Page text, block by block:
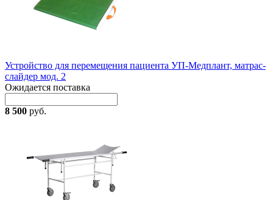
Устройство для перемещения пациента УП-Медплант, матрас-
слайдер мод. 2
Ожидается поставка
8 500 руб.